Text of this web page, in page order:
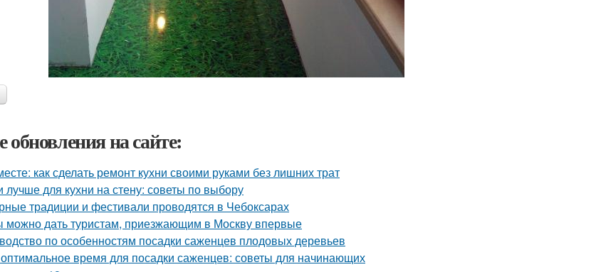
обновления на сайте:
как сделать ремонт кухни своими руками без лишних трат
лучше для кухни на стену: советы по выбору
традиции и фестивали проводятся в Чебоксарах
можно дать туристам, приезжающим в Москву впервые
по особенностям посадки саженцев плодовых деревьев
время для посадки саженцев: советы для начинающих